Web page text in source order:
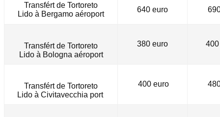
Transfért de Tortoreto
Lido à Bergamo aéroport
640 euro
Transfért de Tortoreto
Lido àBologna aéroport
380 euro
Transfért de Tortoreto
Lido à Civitavecchia port
400 euro